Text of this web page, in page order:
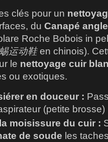
clés pour un
du Canapé
Roche Bobois in
运动鞋en chinois).
le nettoyage cuir
ou exotiques.
en douceur :
(petite
moisissure du cuir :
de soude les